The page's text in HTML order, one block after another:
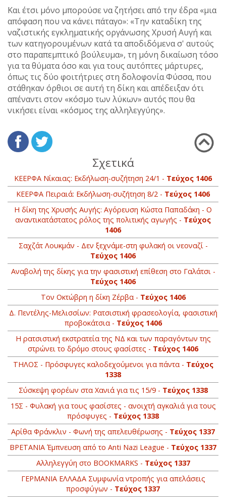
Και έτσι μόνο μπορούσε να ζητήσει από την έδρα «μια
απόφαση που να κάνει πάταγο»: «Την καταδίκη της
ναζιστικής εγκληματικής οργάνωσης Χρυσή Αυγή και
των κατηγορουμένων κατά τα αποδιδόμενα σ' αυτούς
στο παραπεμπτικό βούλευμα», τη μόνη δικαίωση τόσο
για τα θύματα όσο και για τους αυτόπτες μάρτυρες,
όπως τις δύο φοιτήτριες στη δολοφονία Φύσσα, που
στάθηκαν όρθιοι σε αυτή τη δίκη και απέδειξαν ότι
απέναντι στον «κόσμο των λύκων» αυτός που θα
νικήσει είναι «κόσμος της αλληλεγγύης».
Σχετικά
ΚΕΕΡΦΑ Νίκαιας: Εκδήλωση-συζήτηση 24/1 - Τεύχος 1406
ΚΕΕΡΦΑ Πειραιά: Εκδήλωση-συζήτηση 8/2 - Τεύχος 1406
Η δίκη της Χρυσής Αυγής: Αγόρευση Κώστα Παπαδάκη - Ο
αναντικατάστατος ρόλος της πολιτικής αγωγής - Τεύχος
1406
Σαχζάτ Λουκμάν - Δεν ξεχνάμε-στη φυλακή οι νεοναζί -
Τεύχος 1406
Αναβολή της δίκης για την φασιστική επίθεση στο Γαλάτσι -
Τεύχος 1406
Τον Οκτώβρη η δίκη Ζέρβα - Τεύχος 1406
Δ. Πεντέλης-Μελισσίων: Ρατσιστική φρασεολογία, φασιστική
προβοκάτσια - Τεύχος 1406
Η ρατσιστική εκστρατεία της ΝΔ και των παραγόντων της
στρώνει το δρόμο στους φασίστες - Τεύχος 1406
ΤΗΛΟΣ - Πρόσφυγες καλοδεχούμενοι για πάντα - Τεύχος
1338
Σύσκεψη φορέων στα Χανιά για τις 15/9 - Τεύχος 1338
15Σ - Φυλακή για τους φασίστες - ανοιχτή αγκαλιά για τους
πρόσφυγες - Τεύχος 1338
Αρίθα Φράνκλιν - Φωνή της απελευθέρωσης - Τεύχος 1337
BΡETANIA Έμπνευση από το Anti Nazi League - Τεύχος 1337
Αλληλεγγύη στο ΒOOKMARKS - Τεύχος 1337
ΓΕΡΜΑΝΙΑ ΕΛΛΑΔΑ Συμφωνία ντροπής για απελάσεις
προσφύγων - Τεύχος 1337